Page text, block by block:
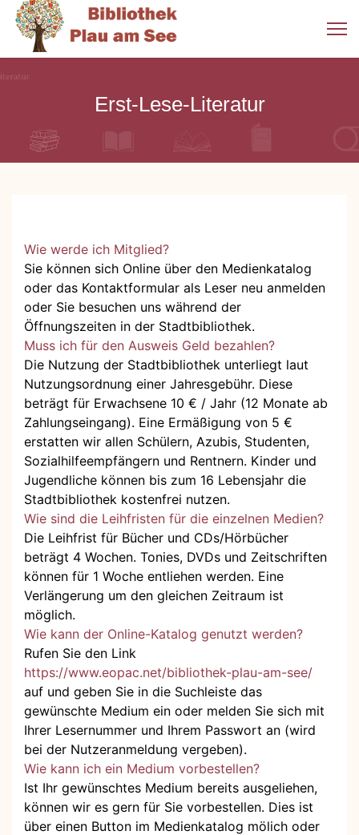
Erst-Lese-Literatur
Wie werde ich Mitglied?
Sie können sich Online über den Medienkatalog
oder das Kontaktformular als Leser neu anmelden
oder Sie besuchen uns während der
Öffnungszeiten in der Stadtbibliothek.
Muss ich für den Ausweis Geld bezahlen?
Die Nutzung der Stadtbibliothek unterliegt laut
Nutzungsordnung einer Jahresgebühr. Diese
beträgt für Erwachsene 10 € / Jahr (12 Monate ab
Zahlungseingang). Eine Ermäßigung von 5 €
erstatten wir allen Schülern, Azubis, Studenten,
Sozialhilfeempfängern und Rentnern. Kinder und
Jugendliche können bis zum 16 Lebensjahr die
Stadtbibliothek kostenfrei nutzen.
Wie sind die Leihfristen für die einzelnen Medien?
Die Leihfrist für Bücher und CDs/Hörbücher
beträgt 4 Wochen. Tonies, DVDs und Zeitschriften
können für 1 Woche entliehen werden. Eine
Verlängerung um den gleichen Zeitraum ist
möglich.
Wie kann der Online-Katalog genutzt werden?
Rufen Sie den Link
https://www.eopac.net/bibliothek-plau-am-see/
auf und geben Sie in die Suchleiste das
gewünschte Medium ein oder melden Sie sich mit
Ihrer Lesernummer und Ihrem Passwort an (wird
bei der Nutzeranmeldung vergeben).
Wie kann ich ein Medium vorbestellen?
Ist Ihr gewünschtes Medium bereits ausgeliehen,
können wir es gern für Sie vorbestellen. Dies ist
über einen Button im Medienkatalog mölich oder